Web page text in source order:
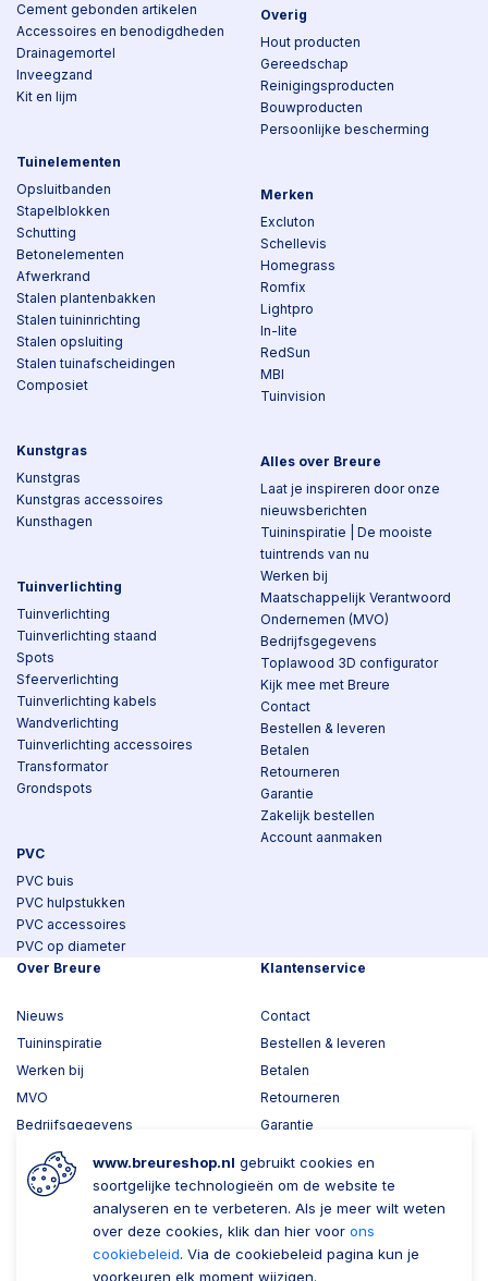
Cement gebonden artikelen
Accessoires en benodigdheden
Drainagemortel
Inveegzand
Kit en lijm
Tuinelementen
Opsluitbanden
Stapelblokken
Schutting
Betonelementen
Afwerkrand
Stalen plantenbakken
Stalen tuininrichting
Stalen opsluiting
Stalen tuinafscheidingen
Composiet
Kunstgras
Kunstgras
Kunstgras accessoires
Kunsthagen
Tuinverlichting
Tuinverlichting
Tuinverlichting staand
Spots
Sfeerverlichting
Tuinverlichting kabels
Wandverlichting
Tuinverlichting accessoires
Transformator
Grondspots
PVC
PVC buis
PVC hulpstukken
PVC accessoires
PVC op diameter
Overig
Hout producten
Gereedschap
Reinigingsproducten
Bouwproducten
Persoonlijke bescherming
Merken
Excluton
Schellevis
Homegrass
Romfix
Lightpro
In-lite
RedSun
MBI
Tuinvision
Alles over Breure
Laat je inspireren door onze
nieuwsberichten
Tuininspiratie | De mooiste
tuintrends van nu
Werken bij
Maatschappelijk Verantwoord
Ondernemen (MVO)
Bedrijfsgegevens
Toplawood 3D configurator
Kijk mee met Breure
Contact
Bestellen & leveren
Betalen
Retourneren
Garantie
Zakelijk bestellen
Account aanmaken
Over Breure
Nieuws
Tuininspiratie
Werken bij
MVO
Bedrijfsgegevens
Toplawood 3D configurator
Kijk mee met Breure
Klantenservice
Contact
Bestellen & leveren
Betalen
Retourneren
Garantie
Wil je ons volgen? Zaken doen met Breure
Zakelijk bestellen
www.breureshop.nl gebruikt cookies en
soortgelijke technologieën om de website te
analyseren en te verbeteren. Als je meer wilt weten
over deze cookies, klik dan hier voor ons
cookiebeleid. Via de cookiebeleid pagina kun je
voorkeuren elk moment wijzigen.